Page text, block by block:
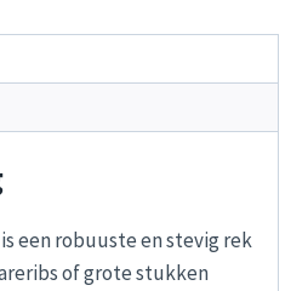
een robuuste en stevig rek
of grote stukken